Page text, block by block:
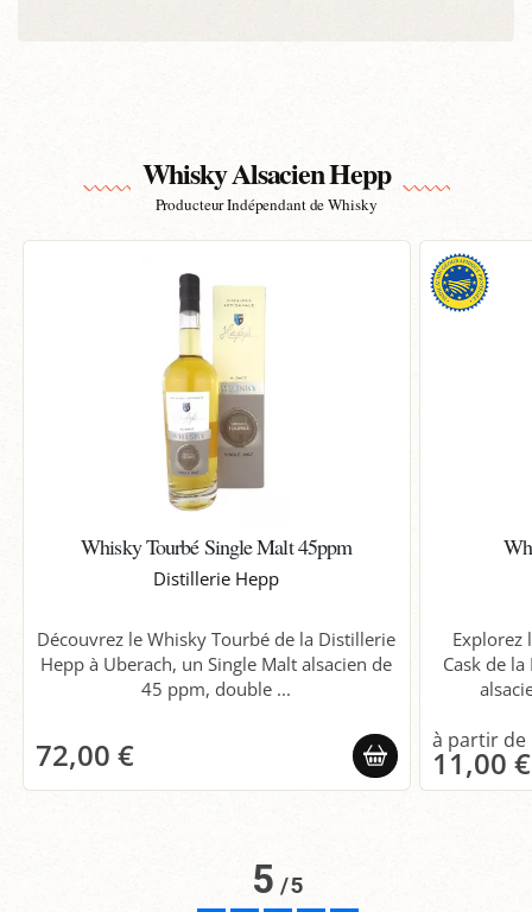
Whisky Alsacien Hepp
Producteur Indépendant de Whisky
Whisky Tourbé Single Malt 45ppm
Distillerie Hepp
Découvrez le Whisky Tourbé de la Distillerie
Hepp à Uberach, un Single Malt alsacien de
45 ppm, double ...
72,00 €
Explorez
Cask de
11,00 €
5/5